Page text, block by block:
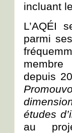
incluant
L’AQÉI
parmi
membre
depuis
études
au